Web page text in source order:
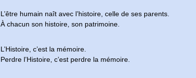
L’être humain naît avec l’histoire, celle de ses parents.
À chacun son histoire, son patrimoine.
L’Histoire, c’est la mémoire.
Perdre l’Histoire, c’est perdre la mémoire.